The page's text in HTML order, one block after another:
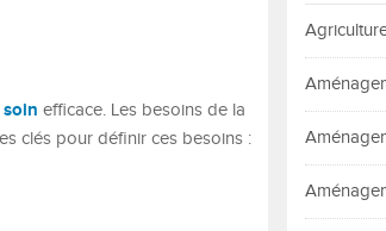
efficace. Les besoins de la
clés pour définir ces besoins :